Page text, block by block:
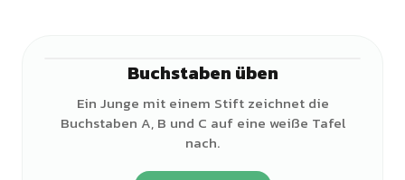
Buchstaben üben
Ein Junge mit einem Stift zeichnet die
Buchstaben A, B und C auf eine weiße Tafel
nach.